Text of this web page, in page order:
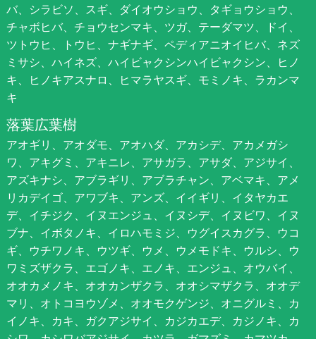
バ、シラビソ、スギ、ダイオウショウ、タギョウショウ、
チャボヒバ、チョウセンマキ、ツガ、テーダマツ、ドイ、
ツトウヒ、トウヒ、ナギナギ、ペディアニオイヒバ、ネズ
ミサシ、ハイネズ、ハイビャクシンハイビャクシン、ヒノ
キ、ヒノキアスナロ、ヒマラヤスギ、モミノキ、ラカンマ
キ
落葉広葉樹
アオギリ、アオダモ、アオハダ、アカシデ、アカメガシ
ワ、アキグミ、アキニレ、アサガラ、アサダ、アジサイ、
アズキナシ、アブラギリ、アブラチャン、アベマキ、アメ
リカデイゴ、アワブキ、アンズ、イイギリ、イタヤカエ
デ、イチジク、イヌエンジュ、イヌシデ、イヌビワ、イヌ
ブナ、イボタノキ、イロハモミジ、ウグイスカグラ、ウコ
ギ、ウチワノキ、ウツギ、ウメ、ウメモドキ、ウルシ、ウ
ワミズザクラ、エゴノキ、エノキ、エンジュ、オウバイ、
オオカメノキ、オオカンザクラ、オオシマザクラ、オオデ
マリ、オトコヨウゾメ、オオモクゲンジ、オニグルミ、カ
イノキ、カキ、ガクアジサイ、カジカエデ、カジノキ、カ